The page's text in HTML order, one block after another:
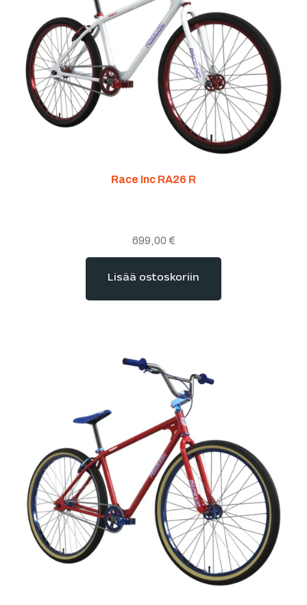
Race Inc RA26 R
699,00 €
Lisää ostoskoriin